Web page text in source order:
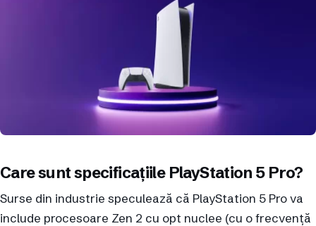
Care sunt specificațiile PlayStation 5 Pro?
Surse din industrie speculează că PlayStation 5 Pro va
include procesoare Zen 2 cu opt nuclee (cu o frecvență